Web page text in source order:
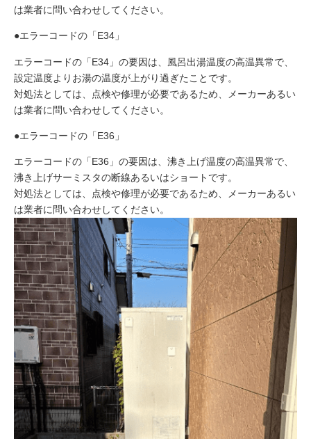
は業者に問い合わせしてください。
●エラーコードの「E34」
エラーコードの「E34」の要因は、風呂出湯温度の高温異常で、
設定温度よりお湯の温度が上がり過ぎたことです。
対処法としては、点検や修理が必要であるため、メーカーあるい
は業者に問い合わせしてください。
●エラーコードの「E36」
エラーコードの「E36」の要因は、沸き上げ温度の高温異常で、
沸き上げサーミスタの断線あるいはショートです。
対処法としては、点検や修理が必要であるため、メーカーあるい
は業者に問い合わせしてください。